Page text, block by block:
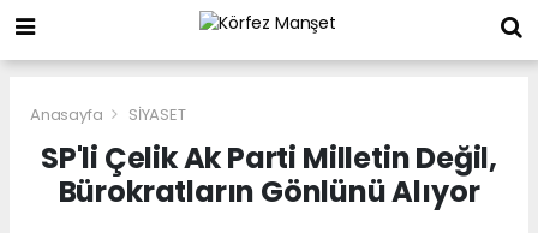
Anasayfa SİYASET
SP'li Çelik Ak Parti Milletin Değil,
Bürokratların Gönlünü Alıyor